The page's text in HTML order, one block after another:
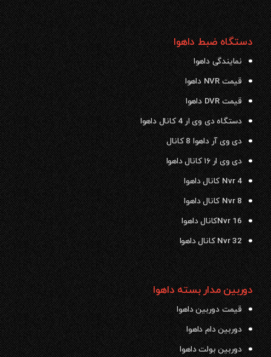
دستگاه ضبط داهوا
نمایندگی داهوا
قیمت NVR داهوا
قیمت DVR داهوا
دستگاه دی وی ار 4 کانال داهوا
دی وی آر داهوا 8 کانال
دی وی ار ۱۶ کانال داهوا
Nvr 4 کانال داهوا
Nvr 8 کانال داهوا
Nvr 16کانال داهوا
Nvr 32 کانال داهوا
دوربین مدار بسته داهوا
قیمت دوربین داهوا
دوربین دام داهوا
دوربین بولت داهوا